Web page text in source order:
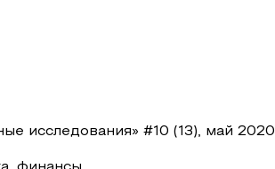
исследования» #10 (13), май 2020